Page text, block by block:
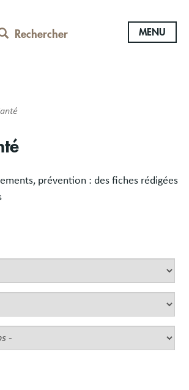
Rechercher MENU
prévention : des fiches rédigées